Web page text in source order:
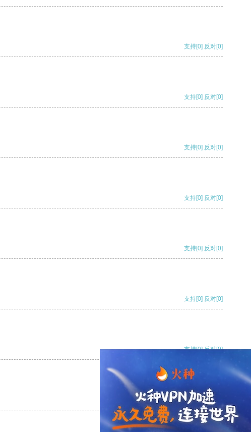
支持[0] 反对[0]
支持[0] 反对[0]
支持[0] 反对[0]
支持[0] 反对[0]
支持[0] 反对[0]
支持[0] 反对[0]
支持[0] 反对[0]
支持[0] 反对